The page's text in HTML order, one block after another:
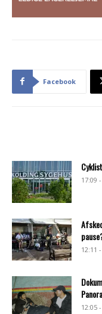
Facebook
17:09
12:11
12:05